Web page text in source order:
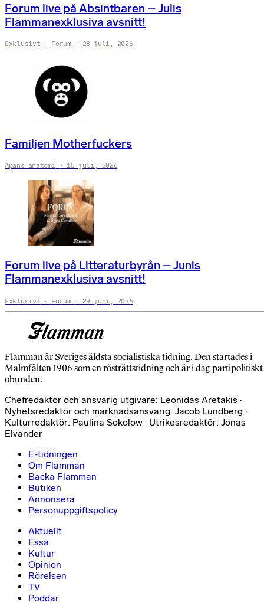
Forum live på Absintbaren – Julis
Flammanexklusiva avsnitt!
Exklusivt Forum 28 juli, 2026
Familjen Motherfuckers
Apans anatomi 15 juli, 2026
Forum live på Litteraturbyrån – Junis
Flammanexklusiva avsnitt!
Exklusivt Forum 29 juni, 2026
Flamman är Sveriges äldsta socialistiska tidning. Den startades i
Malmfälten 1906 som en rösträttstidning och är i dag partipolitiskt
obunden.
Chefredaktör och ansvarig utgivare: Leonidas Aretakis ·
Nyhetsredaktör och marknadsansvarig: Jacob Lundberg ·
Kulturredaktör: Paulina Sokolow · Utrikesredaktör: Jonas
Elvander
E-tidningen
Om Flamman
Backa Flamman
Butiken
Annonsera
Personuppgiftspolicy
Aktuellt
Essä
Kultur
Opinion
Rörelsen
TV
Poddar